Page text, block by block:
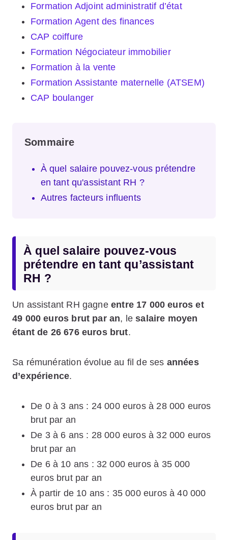
Formation Adjoint administratif d’état
Formation Agent des finances
CAP coiffure
Formation Négociateur immobilier
Formation à la vente
Formation Assistante maternelle (ATSEM)
CAP boulanger
Sommaire
À quel salaire pouvez-vous prétendre
en tant qu'assistant RH ?
Autres facteurs influents
À quel salaire pouvez-vous
prétendre en tant qu’assistant
RH ?
Un assistant RH gagne entre 17 000 euros et
49 000 euros brut par an, lesalaire moyen
étant de 26 676 euros brut.
Sa rémunération évolue au fil de ses années
d’expérience.
De 0 à 3 ans : 24 000 euros à 28 000 euros
brut par an
De 3 à 6 ans : 28 000 euros à 32 000 euros
brut par an
De 6 à 10 ans : 32 000 euros à 35 000
euros brut par an
À partir de 10 ans : 35 000 euros à 40 000
euros brut par an